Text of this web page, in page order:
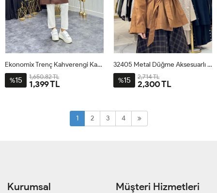
Ekonomix Trenç Kahverengi Kahverengi
%15 1,650.82 TL
1,399 TL
32405 Metal Düğme Aksesuarlı Kısa Trenç Camel
%15 2,714 TL
2,300 TL
1 2 3 4
Kurumsal Müşteri Hizmetleri